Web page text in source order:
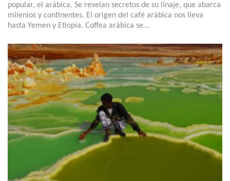
popular, el arábica. Se revelan secretos de su linaje, que abarca
milenios y continentes. El origen del café arábica nos lleva
hasta Yemen y Etiopía. Coffea arábica se…